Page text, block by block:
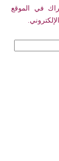
في الموقع